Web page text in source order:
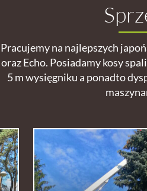
Pracujemy na najlepszych
oraz Echo. Posiadamy kosy
5 m wysięgniku a ponadto